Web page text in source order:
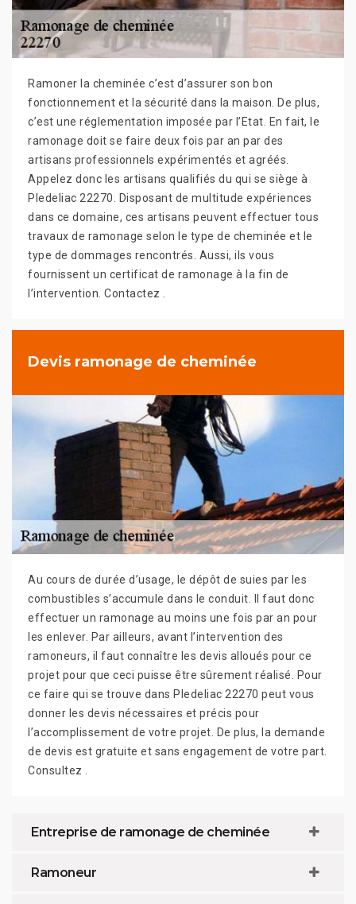
Ramoner la cheminée c’est d’assurer son bon
fonctionnement et la sécurité dans la maison. De plus,
c’est une réglementation imposée par l’Etat. En fait, le
ramonage doit se faire deux fois par an par des
artisans professionnels expérimentés et agréés.
Appelez donc les artisans qualifiés du qui se siège à
Pledeliac 22270. Disposant de multitude expériences
dans ce domaine, ces artisans peuvent effectuer tous
travaux de ramonage selon le type de cheminée et le
type de dommages rencontrés. Aussi, ils vous
fournissent un certificat de ramonage à la fin de
l’intervention. Contactez .
Devis ramonage de cheminée
Au cours de durée d’usage, le dépôt de suies par les
combustibles s’accumule dans le conduit. Il faut donc
effectuer un ramonage au moins une fois par an pour
les enlever. Par ailleurs, avant l’intervention des
ramoneurs, il faut connaître les devis alloués pour ce
projet pour que ceci puisse être sûrement réalisé. Pour
ce faire qui se trouve dans Pledeliac 22270 peut vous
donner les devis nécessaires et précis pour
l’accomplissement de votre projet. De plus, la demande
de devis est gratuite et sans engagement de votre part.
Consultez .
Entreprise de ramonage de cheminée
Ramoneur